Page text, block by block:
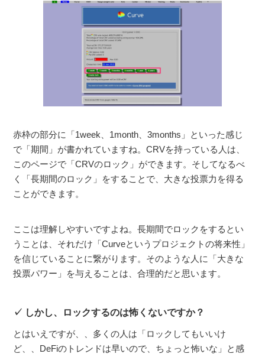
赤枠の部分に「1week、1month、3months」といった感じ
で「期間」が書かれていますね。CRVを持っている人は、
このページで「CRVのロック」ができます。そしてなるべ
く「長期間のロック」をすることで、大きな投票力を得る
ことができます。
ここは理解しやすいですよね。長期間でロックをするとい
うことは、それだけ「Curveというプロジェクトの将来性」
を信じていることに繋がります。そのような人に「大きな
投票パワー」を与えることは、合理的だと思います。
しかし、ロックするのは怖くないですか？
とはいえですが、、多くの人は「ロックしてもいいけ
ど、、DeFiのトレンドは早いので、ちょっと怖いな」と感